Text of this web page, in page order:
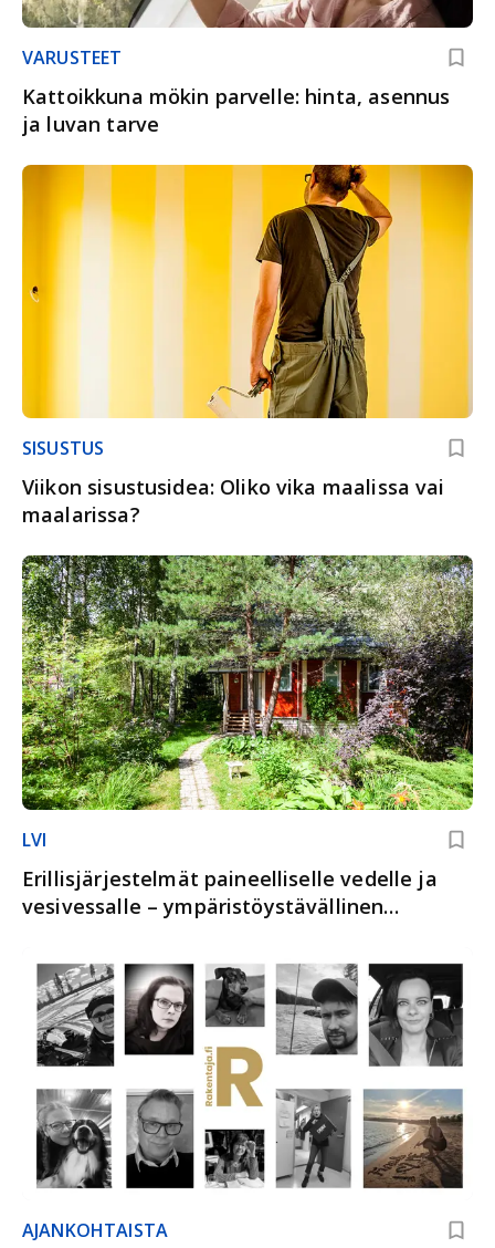
VARUSTEET
Kattoikkuna mökin parvelle: hinta, asennus
ja luvan tarve
SISUSTUS
Viikon sisustusidea: Oliko vika maalissa vai
maalarissa?
LVI
Erillisjärjestelmät paineelliselle vedelle ja
vesivessalle – ympäristöystävällinen
AJANKOHTAISTA